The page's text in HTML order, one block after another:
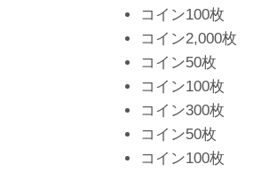
コイン100枚
コイン2,000枚
コイン50枚
コイン100枚
コイン300枚
コイン50枚
コイン100枚